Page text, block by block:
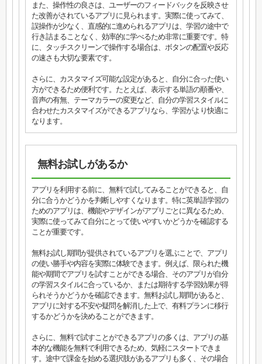
また、操作性の良さは、ユーザーのフィードバックを反映させ
た改善がされているアプリに見られます。実際に使ってみて、
誤操作が少なく、直感的に進められるアプリは、学習の途中で
行き詰まることなく、効率的に学べるため非常に重要です。特
に、タッチスクリーンで操作する場合は、ボタンの配置や反応
の速さも大切な要素です。
さらに、カスタマイズ可能な設定があると、自分に合った使い
方ができるため便利です。たとえば、表示する単語の順番や、
音声の有無、テーマカラーの変更など、自分の学習スタイルに
合わせたカスタマイズができるアプリなら、学習がより快適に
なります。
無料お試しがあるか
アプリを利用する前に、無料で試してみることができると、自
分に合うかどうかを判断しやすくなります。特に英単語学習の
ためのアプリは、機能やデザインがアプリごとに異なるため、
実際に使ってみて自分にとって使いやすいかどうかを確認する
ことが重要です。
無料お試し期間が提供されているアプリを選ぶことで、アプリ
の使い勝手や内容を実際に体験できます。例えば、限られた機
能や期間でアプリを試すことができる場合、そのアプリが自分
の学習スタイルに合っているか、または期待する学習効果が得
られそうかどうかを確認できます。無料お試し期間があると、
アプリに対する不安や疑問を解消した上で、有料プランに移行
するかどうかを決めることができます。
さらに、無料で試すことができるアプリの多くは、アプリの基
本的な機能を無料で利用できるため、気軽にスタートできま
す。途中で課金を始める選択肢があるアプリも多く、その場合